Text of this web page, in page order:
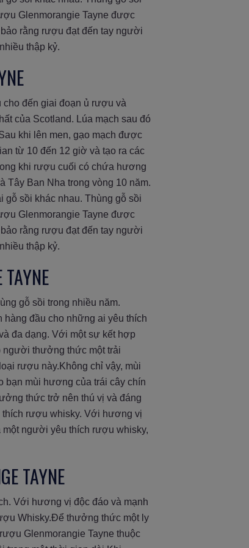
Glenmorangie Tayne được
rằng rượu đạt đến tay người
thập kỷ.
cho đến giai đoạn ủ rượu và
của Scotland. Lúa mạch sau đó
khi lên men, gạo mạch được
từ 10 đến 12 giờ và tạo ra các
khi rượu cuối có chứa hương
Tây Ban Nha trong vòng 10 năm.
sồi khác nhau. Thùng gỗ sồi
Glenmorangie Tayne được
rằng rượu đạt đến tay người
thập kỷ.
gỗ sồi trong nhiều năm.
đầu cho những ai yêu thích
đa dạng. Với một sự kết hợp
người thưởng thức một trải
rượu này.Không chỉ vậy, mùi
bạn mùi hương của trái cây chín
thức trở nên thú vị và đáng
thích rượu whisky. Với hương vị
người yêu thích rượu whisky,
TAYNE
Với hương vị độc đáo và mạnh
Whisky.Để thưởng thức một ly
Glenmorangie Tayne thuộc